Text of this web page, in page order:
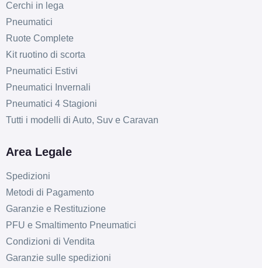
Cerchi in lega
Pneumatici
Ruote Complete
Kit ruotino di scorta
Pneumatici Estivi
Pneumatici Invernali
Pneumatici 4 Stagioni
Tutti i modelli di Auto, Suv e Caravan
Area Legale
Spedizioni
Metodi di Pagamento
Garanzie e Restituzione
PFU e Smaltimento Pneumatici
Condizioni di Vendita
Garanzie sulle spedizioni